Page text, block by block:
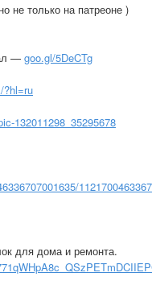
не только на патреоне )
— goo.gl/5DeCTg
?hl=ru
132011298_35295678
для дома и ремонта.